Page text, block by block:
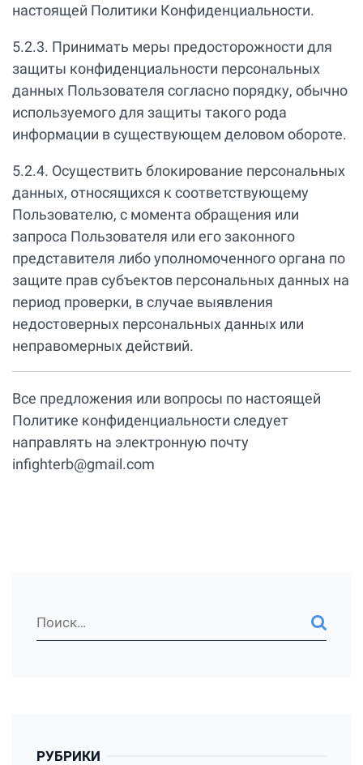
настоящей Политики Конфиденциальности.
5.2.3. Принимать меры предосторожности для
защиты конфиденциальности персональных
данных Пользователя согласно порядку, обычно
используемого для защиты такого рода
информации в существующем деловом обороте.
5.2.4. Осуществить блокирование персональных
данных, относящихся к соответствующему
Пользователю, с момента обращения или
запроса Пользователя или его законного
представителя либо уполномоченного органа по
защите прав субъектов персональных данных на
период проверки, в случае выявления
недостоверных персональных данных или
неправомерных действий.
Все предложения или вопросы по настоящей
Политике конфиденциальности следует
направлять на электронную почту
infighterb@gmail.com
РУБРИКИ